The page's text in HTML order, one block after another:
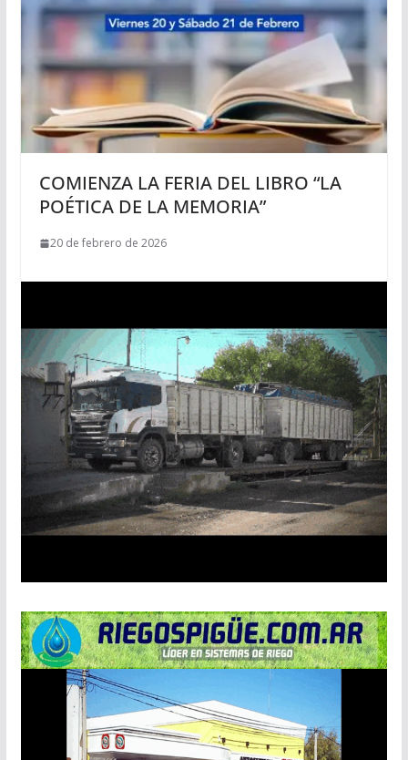
COMIENZA LA FERIA DEL LIBRO “LA
POÉTICA DE LA MEMORIA”
20 de febrero de 2026